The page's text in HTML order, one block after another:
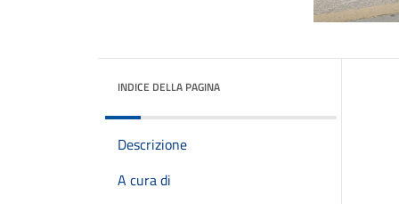
INDICE DELLA PAGINA
Descrizione
A cura di